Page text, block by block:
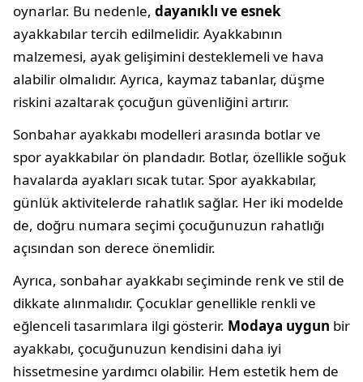
oynarlar. Bu nedenle, dayanıklı ve esnek
ayakkabılar tercih edilmelidir. Ayakkabının
malzemesi, ayak gelişimini desteklemeli ve hava
alabilir olmalıdır. Ayrıca, kaymaz tabanlar, düşme
riskini azaltarak çocuğun güvenliğini artırır.
Sonbahar ayakkabı modelleri arasında botlar ve
spor ayakkabılar ön plandadır. Botlar, özellikle soğuk
havalarda ayakları sıcak tutar. Spor ayakkabılar,
günlük aktivitelerde rahatlık sağlar. Her iki modelde
de, doğru numara seçimi çocuğunuzun rahatlığı
açısından son derece önemlidir.
Ayrıca, sonbahar ayakkabı seçiminde renk ve stil de
dikkate alınmalıdır. Çocuklar genellikle renkli ve
eğlenceli tasarımlara ilgi gösterir. Modaya uygun bir
ayakkabı, çocuğunuzun kendisini daha iyi
hissetmesine yardımcı olabilir. Hem estetik hem de